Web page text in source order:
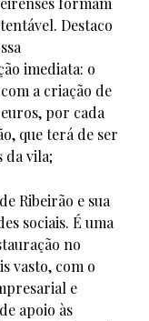
Destaco
imediata: o
a criação de
por cada
que terá de ser
da vila;
Ribeirão e sua
sociais. É uma
no
vasto, com o
e
apoio às